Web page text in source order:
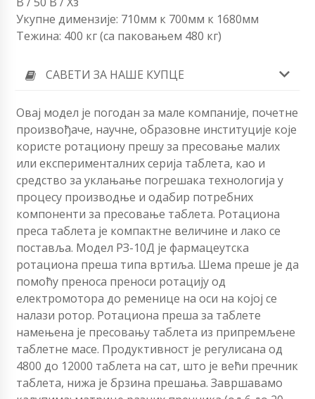
Укупне димензије: 710мм к 700мм к 1680мм
Тежина: 400 кг (са паковањем 480 кг)
САВЕТИ ЗА НАШЕ КУПЦЕ
Овај модел је погодан за мале компаније, почетне
произвођаче, научне, образовне институције које
користе ротациону прешу за пресовање малих
или експерименталних серија таблета, као и
средство за уклањање погрешака технологија у
процесу производње и одабир потребних
компоненти за пресовање таблета. Ротациона
преса таблета је компактне величине и лако се
поставља. Модел РЗ-10Д је фармацеутска
ротациона преша типа вртиља. Шема преше је да
помоћу преноса преноси ротацију од
електромотора до ременице на оси на којој се
налази ротор. Ротациона преша за таблете
намењена је пресовању таблета из припремљене
таблетне масе. Продуктивност је регулисана од
4800 до 12000 таблета на сат, што је већи пречник
таблета, нижа је брзина прешања. Завршавамо